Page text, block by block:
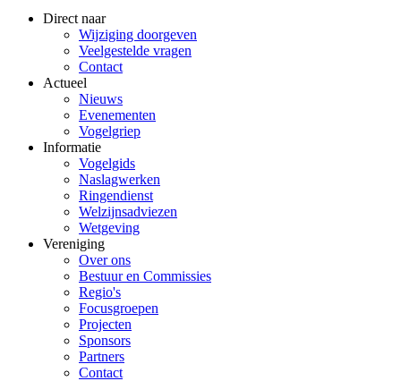
Direct naar
Wijziging doorgeven
Veelgestelde vragen
Contact
Actueel
Nieuws
Evenementen
Vogelgriep
Informatie
Vogelgids
Naslagwerken
Ringendienst
Welzijnsadviezen
Wetgeving
Vereniging
Over ons
Bestuur en Commissies
Regio's
Focusgroepen
Projecten
Sponsors
Partners
Contact